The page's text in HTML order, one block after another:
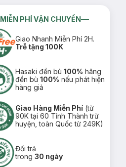
MIỄN PHÍ VẬN CHUYỂN
Giao Nhanh Miễn Phí 2H.
Trễ tặng 100K
Hasaki đền bù100% hãng
đền bù100% nếu phát hiện
hàng giả
Giao Hàng Miễn Phí (từ
90K tại 60 Tỉnh Thành trừ
huyện, toàn Quốc từ 249K)
Đổi trả
trong30 ngày